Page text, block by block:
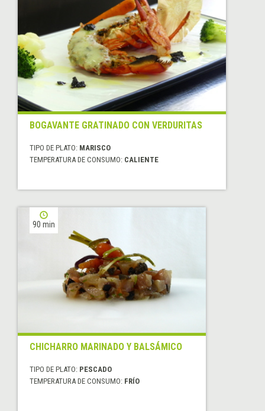
BOGAVANTE GRATINADO CON VERDURITAS
TIPO DE PLATO: MARISCO
TEMPERATURA DE CONSUMO: CALIENTE
90 min
CHICHARRO MARINADO Y BALSÁMICO
TIPO DE PLATO: PESCADO
TEMPERATURA DE CONSUMO: FRÍO